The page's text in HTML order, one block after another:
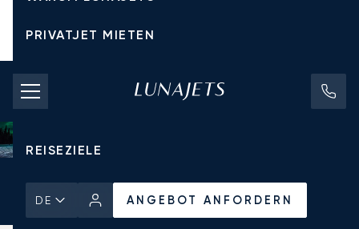
PRIVATJET MIETEN
CHARTERPREISE
PRIVATJETS
REISEZIELE
DE ANGEBOT ANFORDERN
ANGEBOT ANFORDERN
Startseite Aktuelles und Einblicke